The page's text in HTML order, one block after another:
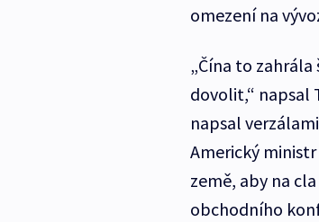
omezení na
„Čína to
dovolit,“ napsal
napsal
Americký
země, aby na
obchodního